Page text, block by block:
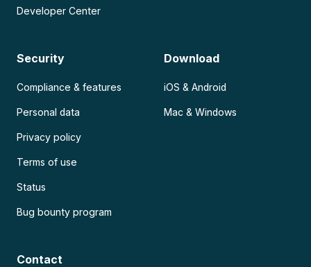
Developer Center
Security
Compliance & features
Personal data
Privacy policy
Terms of use
Status
Bug bounty program
Download
iOS & Android
Mac & Windows
Contact